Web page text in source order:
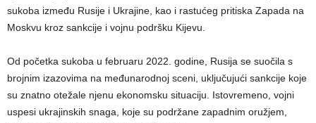
sukoba između Rusije i Ukrajine, kao i rastućeg pritiska Zapada na
Moskvu kroz sankcije i vojnu podršku Kijevu.
Od početka sukoba u februaru 2022. godine, Rusija se suočila s
brojnim izazovima na međunarodnoj sceni, uključujući sankcije koje
su znatno otežale njenu ekonomsku situaciju. Istovremeno, vojni
uspesi ukrajinskih snaga, koje su podržane zapadnim oružjem,